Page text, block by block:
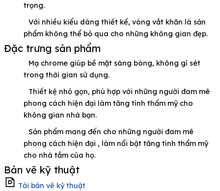
trọng.
Với nhiều kiểu dáng thiết kế, vòng vắt khăn là sản
phẩm không thể bỏ qua cho những không gian đẹp.
Đặc trưng sản phẩm
Mạ chrome giúp bề mặt sáng bóng, không gỉ sét
trong thời gian sử dụng.
Thiết kệ nhỏ gọn, phù hợp với những người đam mê
phong cách hiện đại làm tăng tính thẩm mỹ cho
không gian nhà bạn.
Sản phẩm mang đến cho những người đam mê
phong cách hiện đại , làm nổi bật tăng tính thẩm mỹ
cho nhà tắm của họ.
Bản vẽ kỹ thuật
Tải bản vẽ kỹ thuật